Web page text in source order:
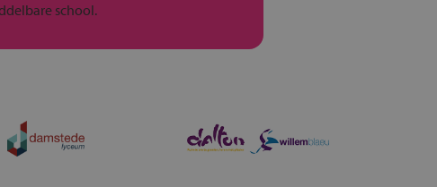
school.